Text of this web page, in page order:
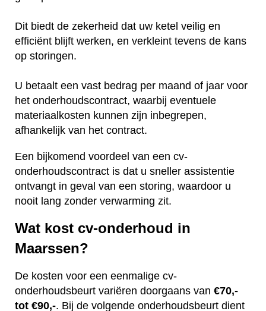
Dit biedt de zekerheid dat uw ketel veilig en
efficiënt blijft werken, en verkleint tevens de kans
op storingen.
U betaalt een vast bedrag per maand of jaar voor
het onderhoudscontract, waarbij eventuele
materiaalkosten kunnen zijn inbegrepen,
afhankelijk van het contract.
Een bijkomend voordeel van een cv-
onderhoudscontract is dat u sneller assistentie
ontvangt in geval van een storing, waardoor u
nooit lang zonder verwarming zit.
Wat kost cv-onderhoud in
Maarssen?
De kosten voor een eenmalige cv-
onderhoudsbeurt variëren doorgaans van €70,-
tot €90,-. Bij de volgende onderhoudsbeurt dient